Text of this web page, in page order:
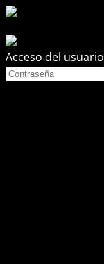
Acceso del usuario